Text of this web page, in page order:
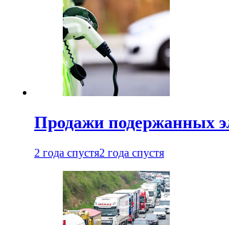
Продажи подержанных
2 года спустя2 года спустя